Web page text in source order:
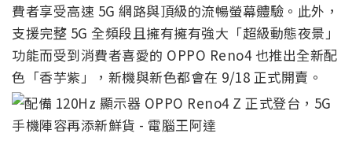
費者享受高速 5G 網路與頂級的流暢螢幕體驗。此外，
支援完整 5G 全頻段且擁有擁有強大「超級動態夜景」
功能而受到消費者喜愛的 OPPO Reno4 也推出全新配
色「香芋紫」，新機與新色都會在 9/18 正式開賣。